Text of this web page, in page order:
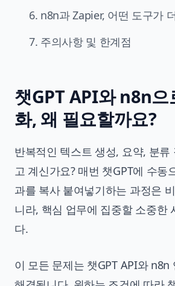
6. n8n과 Zapier, 어떤 도구가
7. 주의사항 및 한계점
챗GPT API와 n8n으
화, 왜 필요할까요?
반복적인 텍스트 생성, 요약, 분류
고 계신가요? 매번 챗GPT에 수동
과를 복사 붙여넣기하는 과정은
니라, 핵심 업무에 집중할 소중한
다.
이 모든 문제는 챗GPT API와 n8n